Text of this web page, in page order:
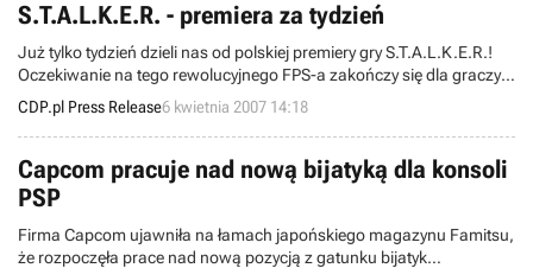
S.T.A.L.K.E.R. - premiera za tydzień
Już tylko tydzień dzieli nas od polskiej premiery gry S.T.A.L.K.E.R.!
Oczekiwanie na tego rewolucyjnego FPS-a zakończy się dla graczy
w naszym kraju w piątek, 13 kwietnia!
CDP.pl Press Release6 kwietnia 2007 14:18
Capcom pracuje nad nową bijatyką dla konsoli
PSP
Firma Capcom ujawniła na łamach japońskiego magazynu Famitsu,
że rozpoczęła prace nad nową pozycją z gatunku bijatyk